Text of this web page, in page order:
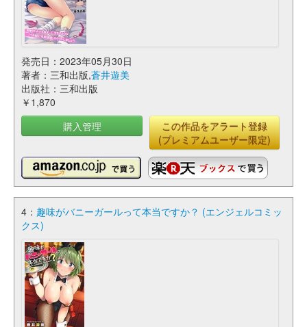
発売日：2023年05月30日
著者：三和出版,蒼井遊美
出版社：三和出版
￥1,870
購入管理
この作品をアラート登録
(プレミアムユーザー限定)
4： 趣味がバニーガールって本当ですか？ (エンジェルコミッ
クス)